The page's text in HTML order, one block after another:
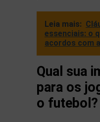
Leia mais:
essenciais: o
acordos com
Qual sua
para os
o futebol?